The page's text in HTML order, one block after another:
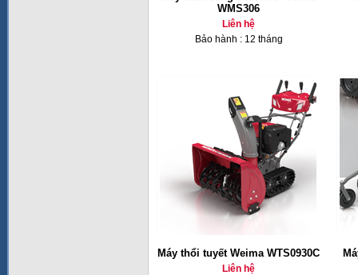
WMS306
Liên hệ
Bảo hành : 12 tháng
Máy thổi tuyết Weima WTS0930C
Liên hệ